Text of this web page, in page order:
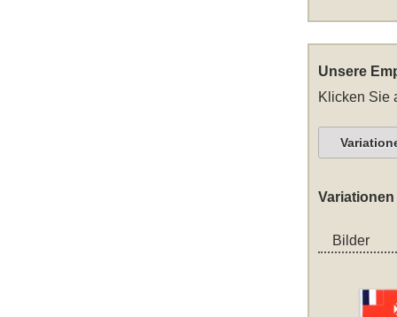
Unsere
Klicken Sie
Variationen
Bilder